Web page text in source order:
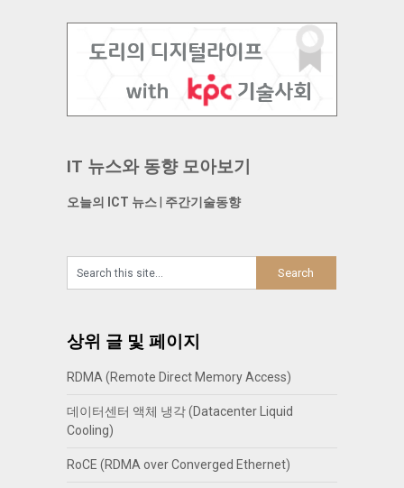
IT 뉴스와 동향 모아보기
오늘의 ICT 뉴스| 주간기술동향
상위 글 및 페이지
RDMA (Remote Direct Memory Access)
데이터센터 액체 냉각 (Datacenter Liquid
Cooling)
RoCE (RDMA over Converged Ethernet)